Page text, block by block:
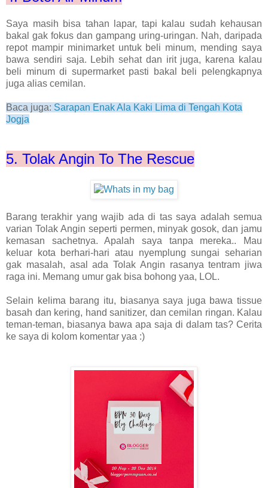
Saya masih bisa tahan lapar, tapi kalau sudah kehausan
bakal gak fokus dan gampang uring-uringan. Nah, daripada
repot mampir minimarket untuk beli minum, mending saya
bawa sendiri saja. Lebih sehat dan irit juga, karena kalau
beli minum di supermarket pasti bakal beli pelengkapnya
juga alias cemilan.
Baca juga: Sarapan Enak Ala Kaki Lima di Tengah Kota
Jogja
5. Tolak Angin To The Rescue
Barang terakhir yang wajib ada di tas saya adalah semua
varian Tolak Angin seperti permen, minyak gosok, dan jamu
kemasan sachetnya. Apalah saya tanpa mereka.. Mau
keluar kota berhari-hari atau nyemplung sungai seharian
gak masalah, asal ada Tolak Angin rasanya tentram jiwa
raga ini. Memang umur gak bisa bohong yaa, LOL.
Selain kelima barang itu, biasanya saya juga bawa tissue
basah dan kering, hand sanitizer, dan cemilan ringan. Kalau
teman-teman, biasanya bawa apa saja di dalam tas? Cerita
ke saya di kolom komentar yaa :)